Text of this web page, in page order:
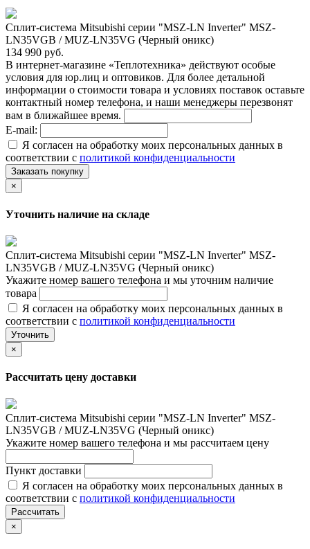
Сплит-система Mitsubishi серии "MSZ-LN Inverter" MSZ-
LN35VGB / MUZ-LN35VG (Черный оникс)
134 990 руб.
В интернет-магазине «Теплотехника» действуют особые
условия для юр.лиц и оптовиков. Для более детальной
информации о стоимости товара и условиях поставок оставьте
контактный номер телефона, и наши менеджеры перезвонят
вам в ближайшее время.
E-mail:
Я согласен на обработку моих персональных данных в
соответствии с политикой конфиденциальности
Заказать покупку
×
Уточнить наличие на складе
Сплит-система Mitsubishi серии "MSZ-LN Inverter" MSZ-
LN35VGB / MUZ-LN35VG (Черный оникс)
Укажите номер вашего телефона и мы уточним наличие
товара
Я согласен на обработку моих персональных данных в
соответствии с политикой конфиденциальности
Уточнить
×
Рассчитать цену доставки
Сплит-система Mitsubishi серии "MSZ-LN Inverter" MSZ-
LN35VGB / MUZ-LN35VG (Черный оникс)
Укажите номер вашего телефона и мы рассчитаем цену
Пункт доставки
Я согласен на обработку моих персональных данных в
соответствии с политикой конфиденциальности
Рассчитать
×